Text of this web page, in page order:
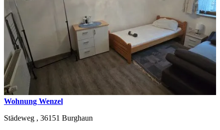
Wohnung Wenzel
Städeweg , 36151 Burghaun